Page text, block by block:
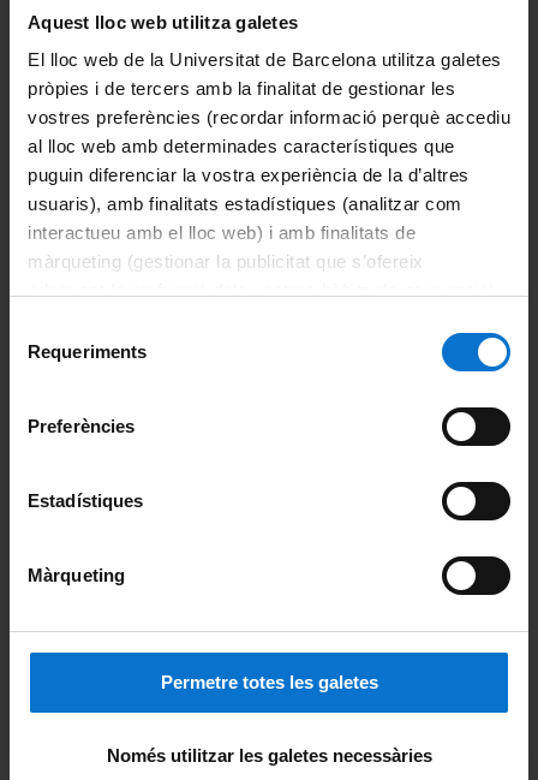
Aquest lloc web utilitza galetes
El lloc web de la Universitat de Barcelona utilitza galetes
pròpies i de tercers amb la finalitat de gestionar les
vostres preferències (recordar informació perquè accediu
al lloc web amb determinades característiques que
puguin diferenciar la vostra experiència de la d’altres
usuaris), amb finalitats estadístiques (analitzar com
interactueu amb el lloc web) i amb finalitats de
màrqueting (gestionar la publicitat que s’ofereix
consultar laPolítica de galetes del lloc web de la
Requeriments
Preferències
Estadístiques
Màrqueting
Permetre totes les galetes
Només utilitzar les galetes necessàries
Instal·lacions i equipaments
Enllaços d'interès
Oficina d'Afers Generals
Lloguer d'espais
Escola d'Idiomes Moderns
CRAI Biblioteca
Difusió d'activitats